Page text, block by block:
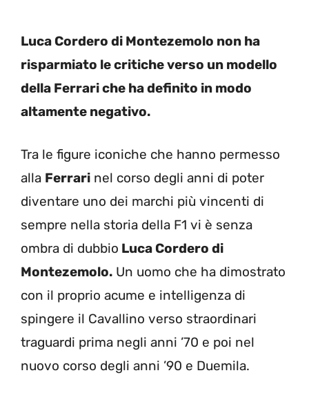
Luca Cordero di Montezemolo non ha
risparmiato le critiche verso un modello
della Ferrari che ha definito in modo
altamente negativo.
Tra le figure iconiche che hanno permesso
alla Ferrari nel corso degli anni di poter
diventare uno dei marchi più vincenti di
sempre nella storia della F1 vi è senza
ombra di dubbio Luca Cordero di
Montezemolo. Un uomo che ha dimostrato
con il proprio acume e intelligenza di
spingere il Cavallino verso straordinari
traguardi prima negli anni ’70 e poi nel
nuovo corso degli anni ’90 e Duemila.